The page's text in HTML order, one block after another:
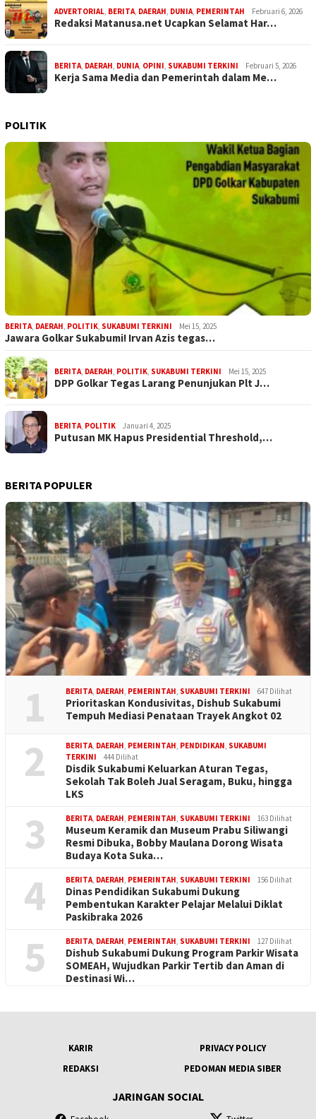
ADVERTORIAL, BERITA, DAERAH, DUNIA, PEMERINTAH Februari 6, 2026
Redaksi Matanusa.net Ucapkan Selamat Har…
BERITA, DAERAH, DUNIA, OPINI, SUKABUMI TERKINI Februari 5, 2026
Kerja Sama Media dan Pemerintah dalam Me…
POLITIK
BERITA, DAERAH, POLITIK, SUKABUMI TERKINI Mei 15, 2025
Jawara Golkar Sukabumi! Irvan Azis tegas…
BERITA, DAERAH, POLITIK, SUKABUMI TERKINI Mei 15, 2025
DPP Golkar Tegas Larang Penunjukan Plt J…
BERITA, POLITIK Januari 4, 2025
Putusan MK Hapus Presidential Threshold,…
BERITA POPULER
1 BERITA, DAERAH, PEMERINTAH, SUKABUMI TERKINI 647 Dilihat
Prioritaskan Kondusivitas, Dishub Sukabumi
Tempuh Mediasi Penataan Trayek Angkot 02
2 BERITA, DAERAH, PEMERINTAH, PENDIDIKAN, SUKABUMI
TERKINI
444 Dilihat
Disdik Sukabumi Keluarkan Aturan Tegas,
Sekolah Tak Boleh Jual Seragam, Buku, hingga
LKS
3 BERITA, DAERAH, PEMERINTAH, SUKABUMI TERKINI 163 Dilihat
Museum Keramik dan Museum Prabu Siliwangi
Resmi Dibuka, Bobby Maulana Dorong Wisata
Budaya Kota Suka…
4 BERITA, DAERAH, PEMERINTAH, SUKABUMI TERKINI 156 Dilihat
Dinas Pendidikan Sukabumi Dukung
Pembentukan Karakter Pelajar Melalui Diklat
Paskibraka 2026
5 BERITA, DAERAH, PEMERINTAH, SUKABUMI TERKINI 127 Dilihat
Dishub Sukabumi Dukung Program Parkir Wisata
SOMEAH, Wujudkan Parkir Tertib dan Aman di
Destinasi Wi…
KARIR
PRIVACY POLICY
REDAKSI
PEDOMAN MEDIA SIBER
JARINGAN SOCIAL